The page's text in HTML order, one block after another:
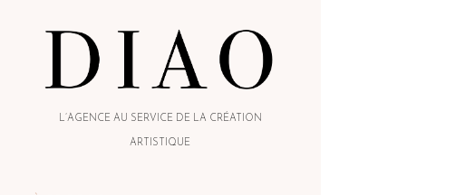
L’AGENCE AU SERVICE DE LA CRÉATION
ARTISTIQUE